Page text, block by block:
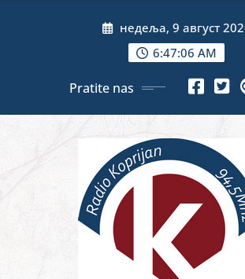
недеља, 9 август
6:47:08 AM
Pratite nas